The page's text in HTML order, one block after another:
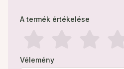
A termék értékelése
Vélemény